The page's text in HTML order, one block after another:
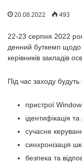
20.08.2022 493
22-23 серпня 2022
денний буткемп щодо
керівників закладів
Під час заходу
пристрої
ідентифікація
сучасне
синхронізація
безпека та